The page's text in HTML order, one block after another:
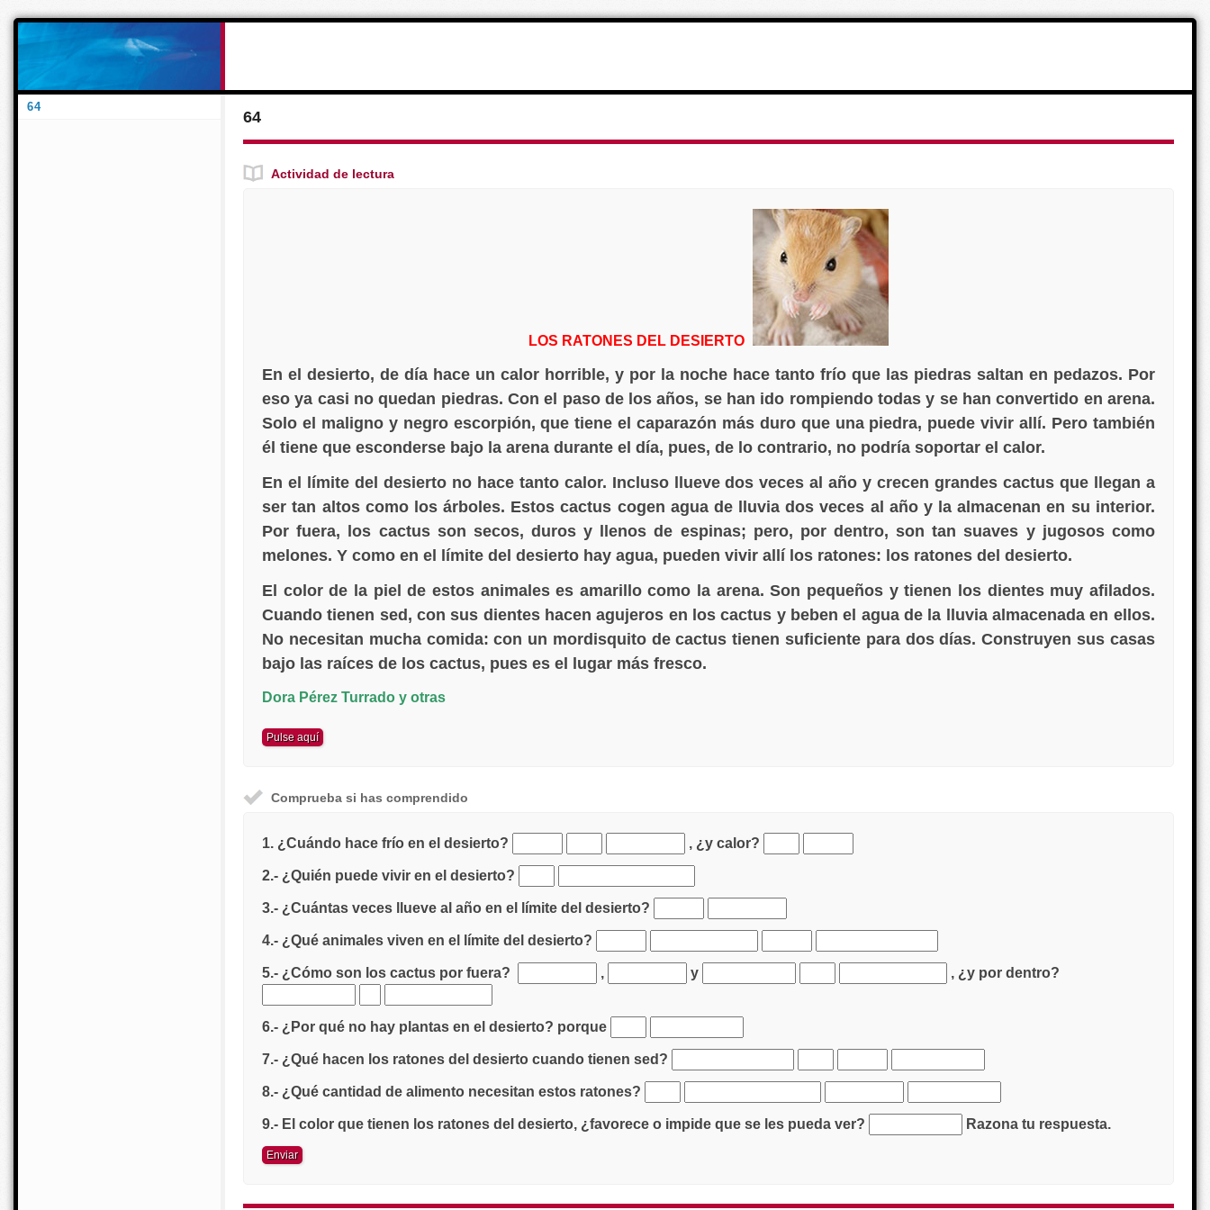
64
64
Actividad de lectura
LOS RATONES DEL DESIERTO
En el desierto, de día hace un calor horrible, y por la noche hace tanto frío que las piedras saltan en pedazos. Por
eso ya casi no quedan piedras. Con el paso de los años, se han ido rompiendo todas y se han convertido en arena.
Solo el maligno y negro escorpión, que tiene el caparazón más duro que una piedra, puede vivir allí. Pero también
él tiene que esconderse bajo la arena durante el día, pues, de lo contrario, no podría soportar el calor.
En el límite del desierto no hace tanto calor. Incluso llueve dos veces al año y crecen grandes cactus que llegan a
ser tan altos como los árboles. Estos cactus cogen agua de lluvia dos veces al año y la almacenan en su interior.
Por fuera, los cactus son secos, duros y llenos de espinas; pero, por dentro, son tan suaves y jugosos como
melones. Y como en el límite del desierto hay agua, pueden vivir allí los ratones: los ratones del desierto.
El color de la piel de estos animales es amarillo como la arena. Son pequeños y tienen los dientes muy afilados.
Cuando tienen sed, con sus dientes hacen agujeros en los cactus y beben el agua de la lluvia almacenada en ellos.
No necesitan mucha comida: con un mordisquito de cactus tienen suficiente para dos días. Construyen sus casas
bajo las raíces de los cactus, pues es el lugar más fresco.
Dora Pérez Turrado y otras
Comprueba si has comprendido
1. ¿Cuándo hace frío en el desierto? , ¿y calor?
2.- ¿Quién puede vivir en el desierto?
3.- ¿Cuántas veces llueve al año en el límite del desierto?
4.- ¿Qué animales viven en el límite del desierto?
5.- ¿Cómo son los cactus por fuera? , y , ¿y por dentro?
6.- ¿Por qué no hay plantas en el desierto? porque
7.- ¿Qué hacen los ratones del desierto cuando tienen sed?
8.- ¿Qué cantidad de alimento necesitan estos ratones?
9.- El color que tienen los ratones del desierto, ¿favorece o impide que se les pueda ver? Razona tu respuesta.